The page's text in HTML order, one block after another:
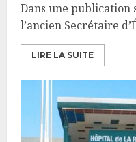
Dans une publication
l’ancien Secrétaire
LIRE LA SUITE